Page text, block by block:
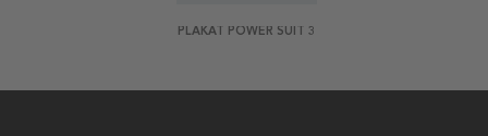
PLAKAT POWER SUIT 3